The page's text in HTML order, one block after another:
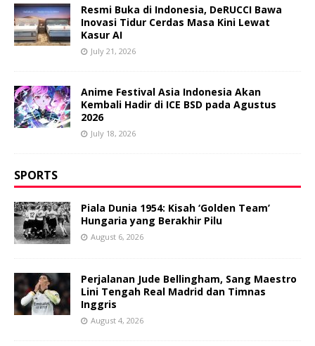
Resmi Buka di Indonesia, DeRUCCI Bawa
Inovasi Tidur Cerdas Masa Kini Lewat
Kasur AI
July 21, 2026
Anime Festival Asia Indonesia Akan
Kembali Hadir di ICE BSD pada Agustus
2026
July 18, 2026
SPORTS
Piala Dunia 1954: Kisah ‘Golden Team’
Hungaria yang Berakhir Pilu
August 6, 2026
Perjalanan Jude Bellingham, Sang Maestro
Lini Tengah Real Madrid dan Timnas
Inggris
August 4, 2026